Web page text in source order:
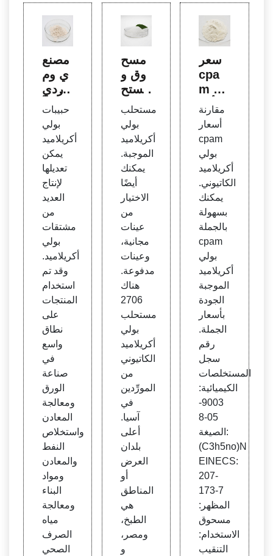
مصنع
ي وم
وردي
بولي أ
كريلام
يد الط
هي -
مصنع
بولي أ
كريلام
يد - ب
ويوان
حبيبات
بولي
أكريلاميد
يمكن
تعديلها
لإنتاج
العديد
من
مشتقات
بولي
أكريلاميد.
وقد تم
استخدام
المنتجات
على
نطاق
واسع
في
صناعة
الورق
ومعالجة
المعادن
واستخلاص
النفط
والمعادن
ومواد
البناء
ومعالجة
مياه
الصرف
الصحي
مسح
وق و
مستح
لب بو
لي أك
ريلامي
د كاتي
وني ف
ي جنو
ب أف
ريقيا |
الشرك
ة الم
صنعة
لمادة
بولي أ
كريلام
يد لمع
الجة ا
لمياه
الصنا
عية
مستحلب
بولي
أكريلاميد
الموجبة.
يمكنك
أيضًا
الاختيار
من
عينات
مجانية،
وعينات
مدفوعة.
هناك
2706
مستحلب
بولي
أكريلاميد
الكاتيوني
من
المورِّدين
في
آسيا.
أعلى
بلدان
العرض
أو
المناطق
هي
الطبخ،
ومصر،
و
سعر
cpa
m بول
ي أكر
يلاميد
الكاتيو
ني -
شراء
cpa
m بول
ي أكر
يلاميد
كاتيو
ني رخ
يص ب
سعر
منخف
ض عن
د الط
هي
مقارنة
أسعار
cpam
بولي
أكريلاميد
الكاتيوني.
يمكنك
بسهولة
بالجملة
cpam
بولي
أكريلاميد
الموجبة
الجودة
بأسعار
الجملة.
رقم
سجل
المستخلصات
الكيميائية:
9003-
05-8
الصيغة:
(C3h5no)N
EINECS:
207-
173-7
المظهر:
مسحوق
الاستخدام:
التنقيب